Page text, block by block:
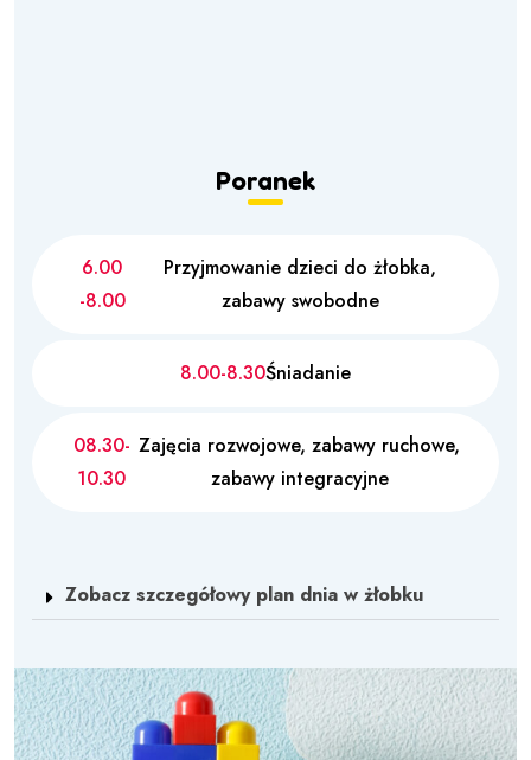
Poranek
6.00
-8.00
Przyjmowanie dzieci do żłobka,
zabawy swobodne
8.00-8.30Śniadanie
08.30-
10.30
Zajęcia rozwojowe, zabawy ruchowe,
zabawy integracyjne
Zobacz szczegółowy plan dnia w żłobku